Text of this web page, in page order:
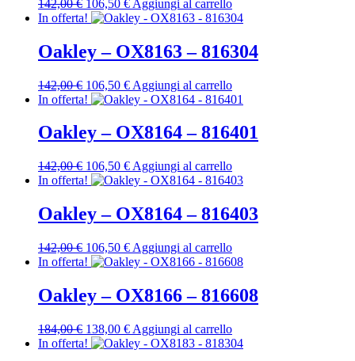
142,00€
prezzo
142,00 €.
106,50 €
prezzo
è:
106,50 €.
Aggiungi al carrello
In offerta!
Oakley – OX8163 – 816304
142,00€ Il
prezzo
era:
142,00 €.
106,50 €Il
prezzo
è:
106,50 €.
Aggiungi al carrello
In offerta!
Oakley – OX8164 – 816401
142,00€ Il
prezzo
142,00 €.
106,50 €Il
prezzo
è:
106,50 €.
Aggiungi al carrello
In offerta!
Oakley – OX8164 – 816403
142,00€ Il
prezzo
142,00 €.
106,50 €Il
prezzo
è:
106,50 €.
Aggiungi al carrello
In offerta!
Oakley – OX8166 – 816608
184,00€ Il
prezzo
138,00 €Il
prezzo
Aggiungi al carrello
In offerta!